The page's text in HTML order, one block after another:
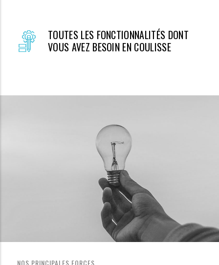
TOUTES LES FONCTIONNALITÉS DONT
VOUS AVEZ BESOIN EN COULISSE
NOS PRINCIPALES FORCES